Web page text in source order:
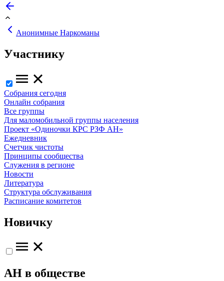
Анонимные Наркоманы
Участнику
Собрания сегодня
Онлайн собрания
Все группы
Для маломобильной группы населения
Проект «Одиночки КРС РЗФ АН»
Ежедневник
Счетчик чистоты
Принципы сообщества
Служения в регионе
Новости
Литература
Структура обслуживания
Расписание комитетов
Новичку
АН в обществе